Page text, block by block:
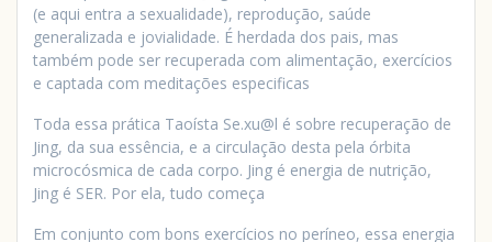
(e aqui entra a sexualidade), reprodução, saúde
generalizada e jovialidade. É herdada dos pais, mas
também pode ser recuperada com alimentação, exercícios
e captada com meditações especificas
Toda essa prática Taoísta Se.xu@l é sobre recuperação de
Jing, da sua essência, e a circulação desta pela órbita
microcósmica de cada corpo. Jing é energia de nutrição,
Jing é SER. Por ela, tudo começa
Em conjunto com bons exercícios no períneo, essa energia